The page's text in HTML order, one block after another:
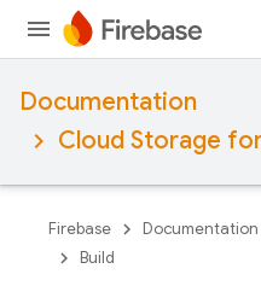
Documentation
Cloud Storage
Firebase Documentation
Build